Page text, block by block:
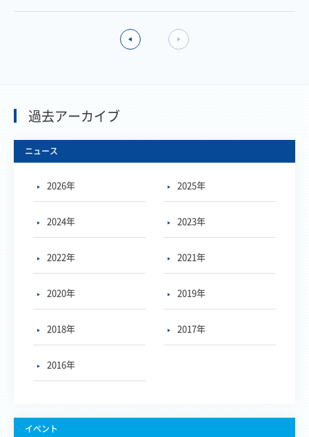
過去アーカイブ
ニュース
2026年 2025年
2024年 2023年
2022年 2021年
2020年 2019年
2018年 2017年
2016年
イベント